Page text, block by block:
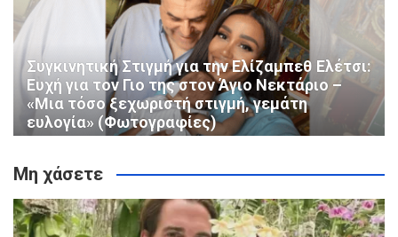
Συγκινητική Στιγμή για την Ελίζαμπεθ Ελέτσι:
Ευχή για τον Γιο της στον Άγιο Νεκτάριο –
«Μια τόσο ξεχωριστή στιγμή, γεμάτη
ευλογία» (Φωτογραφίες)
Μη χάσετε